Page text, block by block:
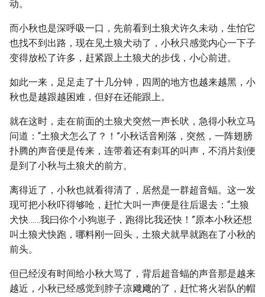
动。
而小秋也是深呼吸一口，先前看到土狼犬许久未动，生怕它
也找不到出路，现在见土狼犬动了，小秋只感觉内心一下子
变得放松了许多，赶紧跟上土狼犬的步伐，小心前进。
如此一来，足足走了十几分钟，四周的地方也越来越黑，小
秋也是越跟越困难，但好在还能跟上。
就在这时，走在前面的土狼犬突然一声长吠，急得小秋立马
问道：“土狼犬怎么了？！”小秋话音刚落，突然，一阵翅膀
扑腾的声音便是传来，连带着还有刺耳的叫声，不消片刻便
是到了小秋与土狼犬的前方。
离得近了，小秋也就看得清了，居然是一群超音蝠。这一发
现可把小秋吓得够呛，赶忙大叫一声便是往后退去：“土狼
犬快……我曰你个小狗崽子，跑得比我还快！”原本小秋还想
叫土狼犬快跑，哪料刚一回头，土狼犬就早就跑在了小秋的
前头。
但已经没有时间给小秋大骂了，背后超音蝠的声音那是越来
越近，小秋已经感觉到脖子凉飕飕的了，赶忙将火岩队的帽